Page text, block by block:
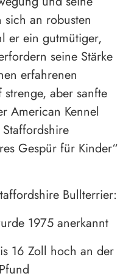
an robusten
er ein gutmütiger,
seine Stärke
erfahrenen
aber sanfte
American Kennel
Gespür für Kinder“
Bullterrier:
1975 anerkannt
16 Zoll hoch an der